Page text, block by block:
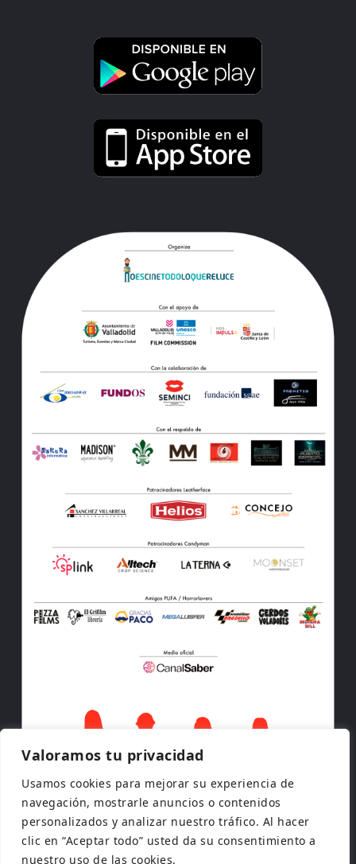
Valoramos tu privacidad
Usamos cookies para mejorar su experiencia de
navegación, mostrarle anuncios o contenidos
personalizados y analizar nuestro tráfico. Al hacer
clic en “Aceptar todo” usted da su consentimiento a
nuestro uso de las cookies.